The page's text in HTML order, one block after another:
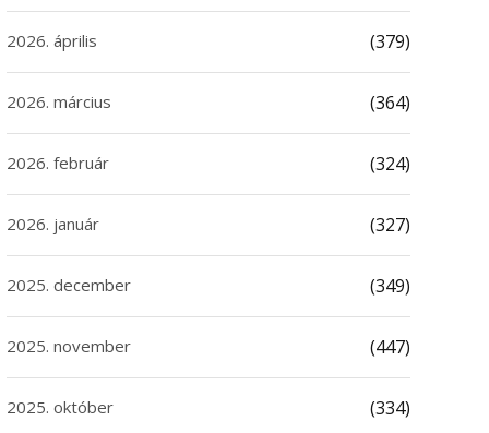
2026. április (379)
2026. március (364)
2026. február (324)
2026. január (327)
2025. december (349)
2025. november (447)
2025. október (334)